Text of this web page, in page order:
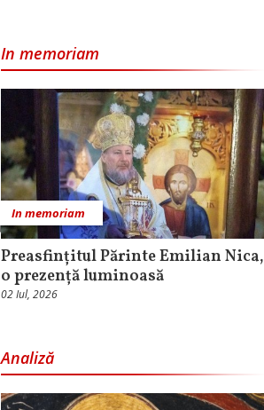
In memoriam
In memoriam
Preasfințitul Părinte Emilian Nica,
o prezență luminoasă
02 Iul, 2026
Analiză